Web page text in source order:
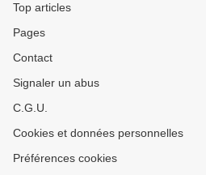
Top articles
Pages
Contact
Signaler un abus
C.G.U.
Cookies et données personnelles
Préférences cookies